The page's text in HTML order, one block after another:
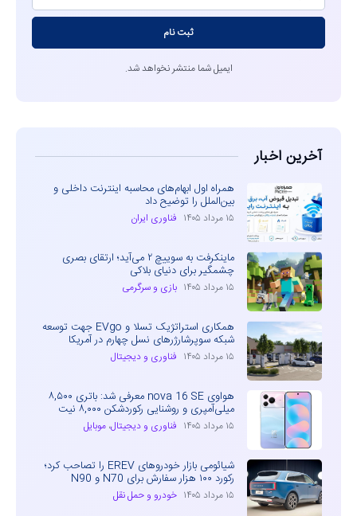
ثبت نام
ایمیل شما منتشر نخواهد شد.
آخرین اخبار
همراه اول ابهام‌های محاسبه اینترنت داخلی و
بین‌الملل را توضیح داد
۱۵ مرداد ۱۴۰۵ فناوری ایران
ماینکرفت به سوییچ ۲ می‌آید؛ ارتقای بصری
چشمگیر برای دنیای بلاکی
۱۵ مرداد ۱۴۰۵ بازی و سرگرمی
همکاری استراتژیک تسلا و EVgo جهت توسعه
شبکه سوپرشارژرهای نسل چهارم در آمریکا
۱۵ مرداد ۱۴۰۵ فناوری و دیجیتال
هواوی nova 16 SE معرفی شد: باتری ۸,۵۰۰
میلی‌آمپری و روشنایی رکوردشکن ۸,۰۰۰ نیت
۱۵ مرداد ۱۴۰۵ فناوری و دیجیتال، موبایل
شیائومی بازار خودروهای EREV را تصاحب کرد؛
رکورد ۱۰۰ هزار سفارش برای N70 و N90
۱۵ مرداد ۱۴۰۵ خودرو و حمل نقل